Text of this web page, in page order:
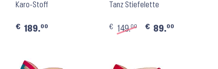
Karo-Stoff
€ 189.00
Tanz Stiefelette
€ 149.00 € 89.00